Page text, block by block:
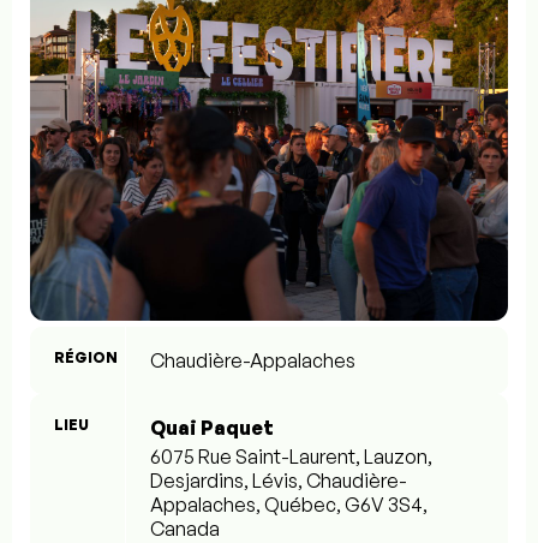
RÉGION Chaudière-Appalaches
LIEU
Quai Paquet
6075 Rue Saint-Laurent, Lauzon,
Desjardins, Lévis, Chaudière-
Appalaches, Québec, G6V 3S4,
Canada